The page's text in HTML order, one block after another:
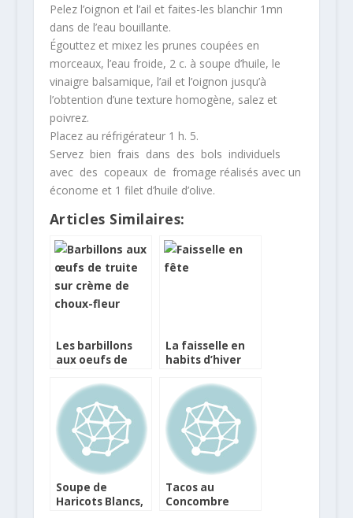
Pelez l’oignon et l’ail et faites-les blanchir 1mn
dans de l’eau bouillante.
Égouttez et mixez les prunes coupées en
morceaux, l’eau froide, 2 c. à soupe d’huile, le
vinaigre balsamique, l’ail et l’oignon jusqu’à
l’obtention d’une texture homogène, salez et
poivrez.
Placez au réfrigérateur 1 h. 5.
Servez bien frais dans des bols individuels
avec des copeaux de fromage réalisés avec un
économe et 1 filet d’huile d’olive.
Articles Similaires:
Les barbillons
aux oeufs de
de choux-fleur
La faisselle en
habits d’hiver
Soupe de
Haricots Blancs,
Tacos au
Concombre